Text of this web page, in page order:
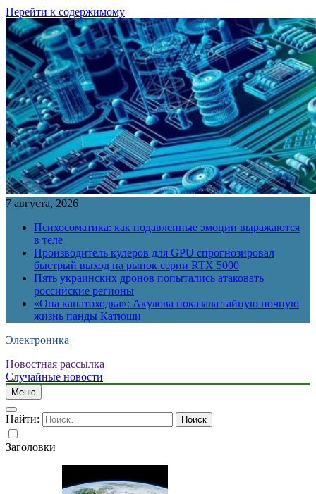
Перейти к содержимому
7 августа, 2026
Психосоматика: как подавленные эмоции выражаются
в теле
Производитель кулеров для GPU спрогнозировал
быстрый выход на рынок серии RTX 5000
Пять украинских дронов попытались атаковать
российские регионы
«Она канатоходка»: Акулова показала тайную ночную
жизнь панды Катюши
Электроника
Новостная рассылка
Случайные новости
Меню
Найти:
Заголовки